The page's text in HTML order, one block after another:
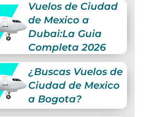
Vuelos de Ciudad
de Mexico a
Dubai:La Guia
Completa 2026
¿Buscas Vuelos de
Ciudad de Mexico
a Bogota?